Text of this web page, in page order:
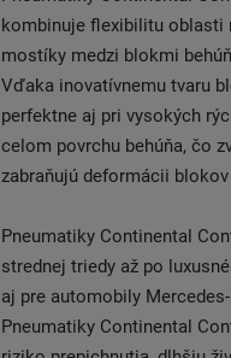
kombinuje flexibilitu oblasti
mostíky medzi blokmi
Vďaka inovatívnemu tvaru
perfektne aj pri vysokých
celom povrchu behúňa, čo
zabraňujú deformácii
Pneumatiky Continental
strednej triedy až po
aj pre automobily
Pneumatiky Continental